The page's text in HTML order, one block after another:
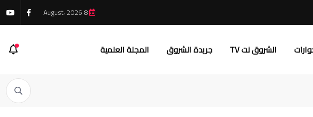
الشروق نت TV جريدة الشروق المجلة العلمية